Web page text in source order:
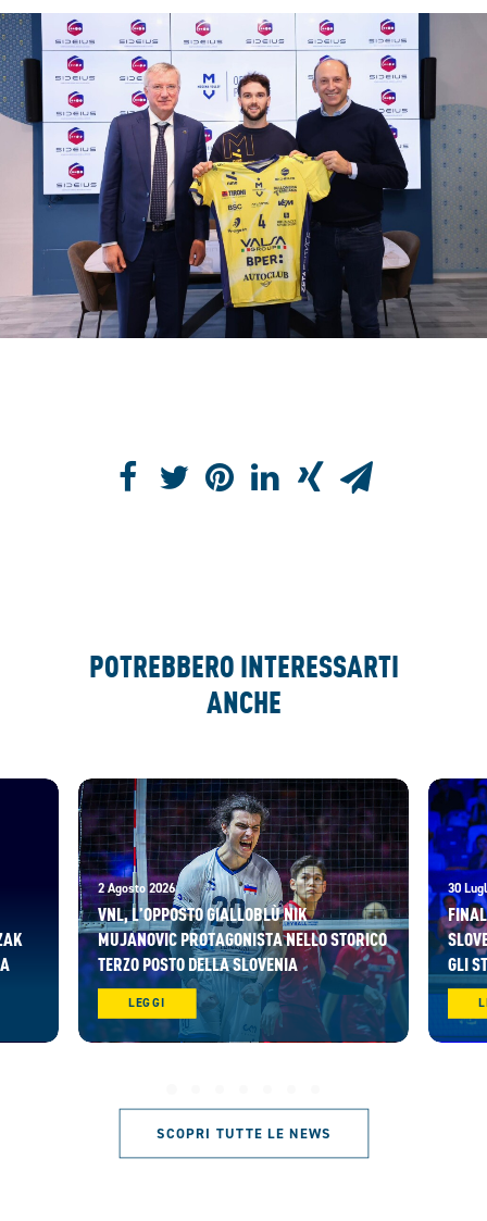
POTREBBERO INTERESSARTI
ANCHE
2 Agosto 2026
VNL, L’OPPOSTO GIALLOBLÙ NIK
MUJANOVIC PROTAGONISTA NELLO STORICO
TERZO POSTO DELLA SLOVENIA
LEGGI
30
GLI
SCOPRI TUTTE LE NEWS